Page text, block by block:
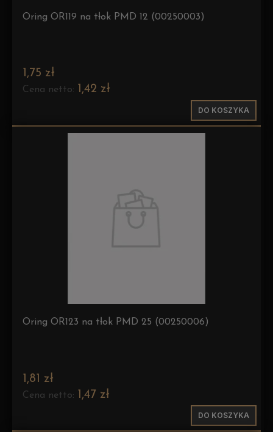
Oring OR119 na tłok PMD 12 (00250003)
1,75 zł
Cena netto: 1,42 zł
DO KOSZYKA
Oring OR123 na tłok PMD 25 (00250006)
1,81 zł
Cena netto: 1,47 zł
DO KOSZYKA